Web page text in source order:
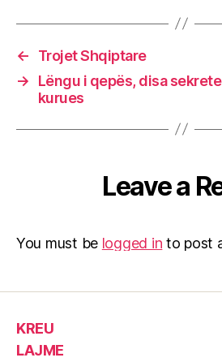
←
Trojet Shqiptare
→
Lëngu i qepës, disa
kurues
Leave a
You must be logged in to post
KREU
LAJME